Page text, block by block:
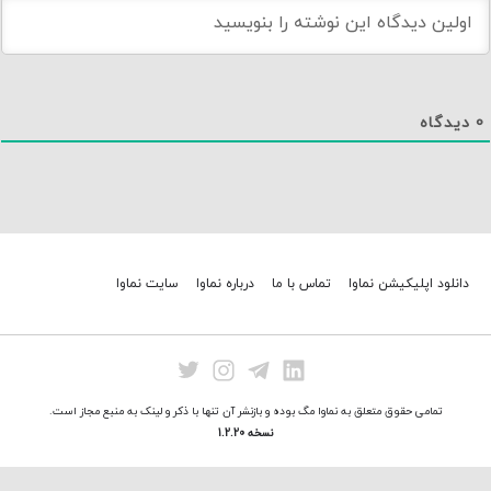
0 دیدگاه
دانلود اپلیکیشن نماوا تماس با ما درباره نماوا سایت نماوا
تمامی حقوق متعلق به نماوا مگ بوده و بازنشر آن تنها با ذکر و لینک به منبع مجاز است.
نسخه 1.2.20